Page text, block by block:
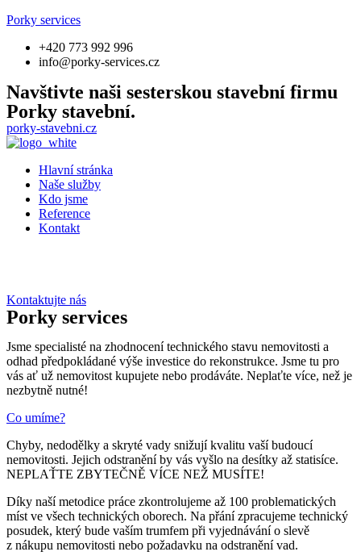
Porky services
+420 773 992 996
info@porky-services.cz
Navštivte naši sesterskou stavební firmu
Porky stavební.
porky-stavebni.cz
Hlavní stránka
Naše služby
Kdo jsme
Reference
Kontakt
Kontaktujte nás
Porky services
Jsme specialisté na zhodnocení technického stavu nemovitosti a
odhad předpokládané výše investice do rekonstrukce. Jsme tu pro
vás ať už nemovitost kupujete nebo prodáváte. Neplaťte více, než je
nezbytně nutné!
Co umíme?
Chyby, nedodělky a skryté vady snižují kvalitu vaší budoucí
nemovitosti. Jejich odstranění by vás vyšlo na desítky až statisíce.
NEPLAŤTE ZBYTEČNĚ VÍCE NEŽ MUSÍTE!
Díky naší metodice práce zkontrolujeme až 100 problematických
míst ve všech technických oborech. Na přání zpracujeme technický
posudek, který bude vaším trumfem při vyjednávání o slevě
z nákupu nemovitosti nebo požadavku na odstranění vad.